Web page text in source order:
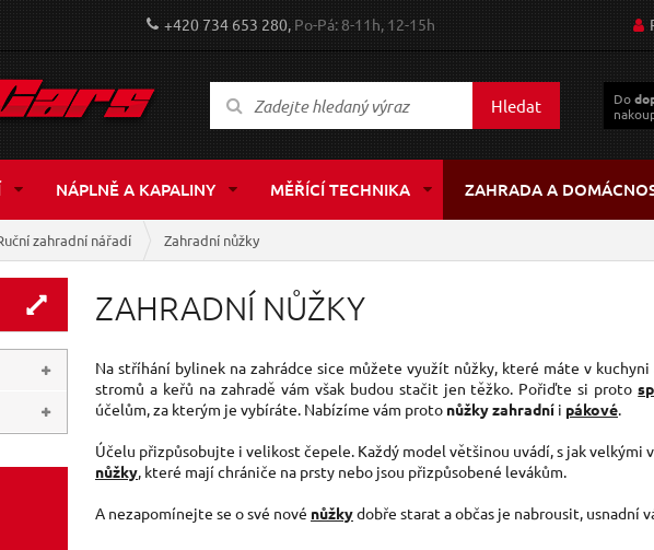
+420 734 653 280,Po-Pá: 8-11h, 12-15h
Hledat Do
NÁPLNĚ A KAPALINY MĚŘÍCÍ TECHNIKA ZAHRADA A
zahradní nářadí Zahradní nůžky
699 Kč
ZAHRADNÍ NŮŽKY
Na stříhání bylinek na zahrádce sice můžete využít nůžky, které máte v
stromů a keřů na zahradě vám však budou stačit jen těžko. Pořiďte si proto
účelům, za kterým je vybíráte. Nabízíme vám proto nůžky zahradní i pákové.
Účelu přizpůsobujte i velikost čepele. Každý model většinou uvádí, s jak velkými
nůžky, které mají chrániče na prsty nebo jsou přizpůsobené levákům.
A nezapomínejte se o své nové nůžkydobře starat a občas je nabrousit, usnadní